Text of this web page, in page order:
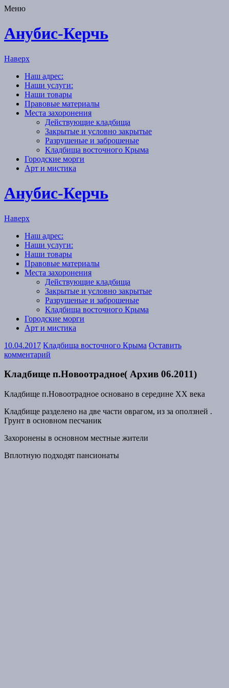
Меню
Анубис-Керчь
Наверх
Наш адрес:
Наши услуги:
Наши товары
Правовые материалы
Места захоронения
Действующие кладбища
Закрытые и условно закрытые
Разрушеные и заброшеные
Кладбища восточного Крыма
Городские морги
Арт и мистика
Анубис-Керчь
Наверх
Наш адрес:
Наши услуги:
Наши товары
Правовые материалы
Места захоронения
Действующие кладбища
Закрытые и условно закрытые
Разрушеные и заброшеные
Кладбища восточного Крыма
Городские морги
Арт и мистика
10.04.2017 Кладбища восточного Крыма Оставить
комментарий
Кладбище п.Новоотрадное( Архив 06.2011)
Кладбище п.Новоотрадное основано в середине XX века
Кладбище разделено на две части оврагом, из за оползней .
Грунт в основном песчаник
Захоронены в основном местные жители
Вплотную подходят пансионаты